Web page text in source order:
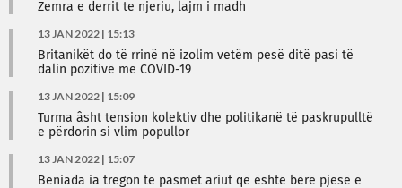
Zemra e derrit te njeriu, lajm i madh
13 JAN 2022 | 15:13
Britanikët do të rrinë në izolim vetëm pesë ditë pasi të
dalin pozitivë me COVID-19
13 JAN 2022 | 15:09
Turma âsht tension kolektiv dhe politikanë të paskrupulltë
e përdorin si vlim popullor
13 JAN 2022 | 15:07
Beniada ia tregon të pasmet ariut që është bërë pjesë e